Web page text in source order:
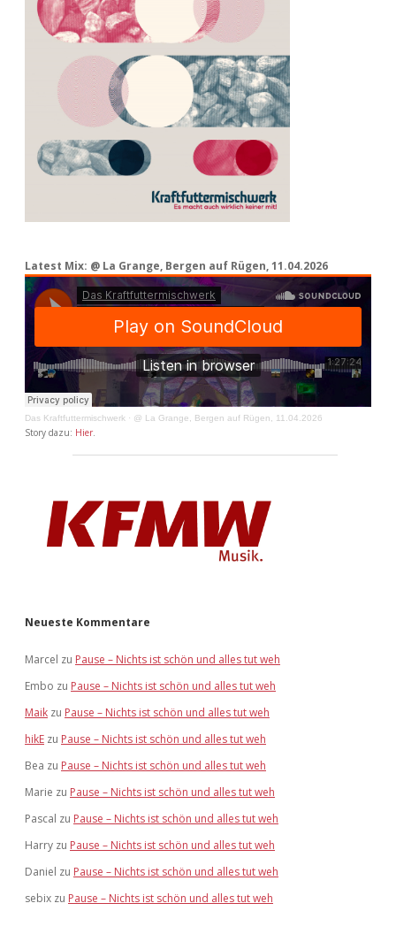
Latest Mix: @ La Grange, Bergen auf Rügen, 11.04.2026
Das Kraftfuttermischwerk · @ La Grange, Bergen auf Rügen, 11.04.2026
Story dazu: Hier
Neueste Kommentare
Marcel zu Pause – Nichts ist schön und alles tut weh
Embo zu Pause – Nichts ist schön und alles tut weh
Maik zu Pause – Nichts ist schön und alles tut weh
hikE zu Pause – Nichts ist schön und alles tut weh
Bea zu Pause – Nichts ist schön und alles tut weh
Marie zu Pause – Nichts ist schön und alles tut weh
Pascal zu Pause – Nichts ist schön und alles tut weh
Harry zu Pause – Nichts ist schön und alles tut weh
Daniel zu Pause – Nichts ist schön und alles tut weh
sebix zu Pause – Nichts ist schön und alles tut weh